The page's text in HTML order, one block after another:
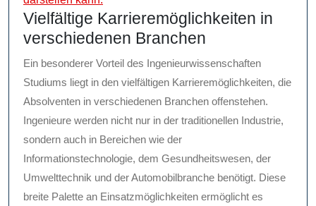
Vielfältige Karrieremöglichkeiten in
verschiedenen Branchen
Ein besonderer Vorteil des Ingenieurwissenschaften
Studiums liegt in den vielfältigen Karrieremöglichkeiten, die
Absolventen in verschiedenen Branchen offenstehen.
Ingenieure werden nicht nur in der traditionellen Industrie,
sondern auch in Bereichen wie der
Informationstechnologie, dem Gesundheitswesen, der
Umwelttechnik und der Automobilbranche benötigt. Diese
breite Palette an Einsatzmöglichkeiten ermöglicht es